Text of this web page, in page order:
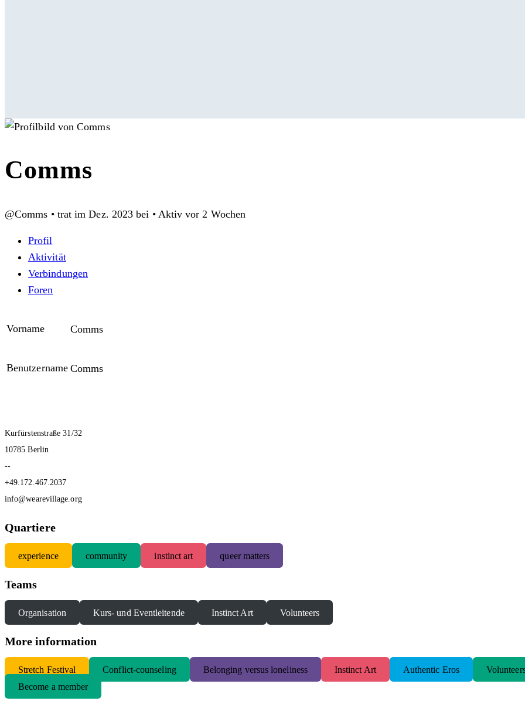
Comms
@Comms •trat im Dez. 2023 bei •Aktiv vor 2 Wochen
Profil
Aktivität
Verbindungen
Foren
Vorname Comms
Benutzername Comms
Kurfürstenstraße 31/32
10785 Berlin
--
+49.172.467.2037
info@wearevillage.org
Quartiere
experience community instinct art queer matters
Teams
Organisation Kurs- und Eventleitende Instinct Art Volunteers
More information
Stretch Festival Conflict-counseling Belonging versus loneliness Instinct Art Authentic Eros
Become a member